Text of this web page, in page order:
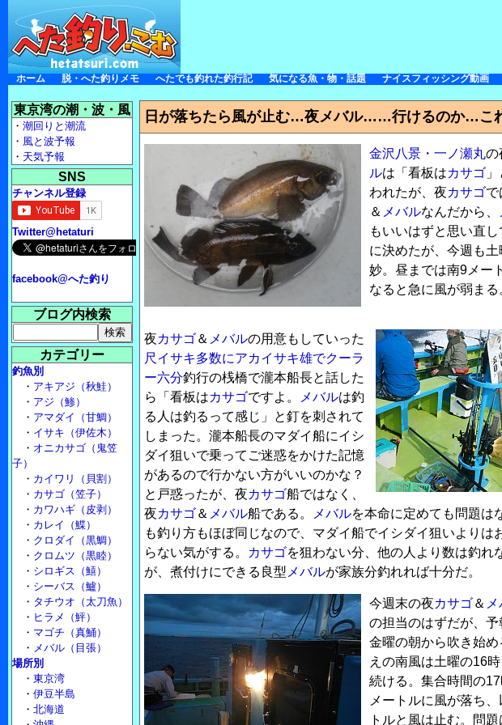
ホーム 脱・へた釣りメモ へたでも釣れた釣行記 気になる魚・物・話題 ナイスフィッシング動画
日が落ちたら風が止む…夜メバル……行けるのか…こ
金沢八景・一ノ瀬丸の
ルは「看板はカサゴ
われたが、夜カサゴで
＆ メバルなんだから、
もいいはずと思い直
に決めたが、今週も
妙。昼までは南9メー
なると急に風が弱まる
夜カサゴ＆ メバルの用意もしていった
尺イサキ多数にアカイサキ雄でクーラ
ー六分釣行の桟橋で瀧本船長と話した
ら「看板はカサゴですよ。 メバルは釣
る人は釣るって感じ」と釘を刺されて
しまった。瀧本船長のマダイ船にイシ
ダイ狙いで乗ってご迷惑をかけた記憶
があるので行かない方がいいのかな？
と戸惑ったが、夜カサゴ船ではなく、
夜カサゴ＆ メバル船である。 メバルを本命に定めても問題は
も釣り方もほぼ同じなので、マダイ船でイシダイ狙いよりは
らない気がする。
カサゴを狙わない分、他の人より数は釣れ
が、煮付けにできる良型 メバルが家族分釣れれば十分だ。
今週末の夜カサゴ＆
の担当のはずだが、予
金曜の朝から吹き始
えの南風は土曜の16
続ける。集合時間の
メートルに風が落ち
トルと風は止む。問
東京湾の潮・波・風
・ 潮回りと潮流
・ 風と波予報
・ 天気予報
SNS
チャンネル登録
Twitter@hetaturi
facebook@へた釣り
ブログ内検索
カテゴリー
釣魚別
・ アキアジ（秋鮭）
・ アジ（鯵）
・ アマダイ（甘鯛）
・ イサキ（伊佐木）
・ オニカサゴ（鬼笠
子）
・ カイワリ（貝割）
・ カサゴ（笠子）
・ カワハギ（皮剥）
・ カレイ（鰈）
・ クロダイ（黒鯛）
・ クロムツ（黒睦）
・ シロギス（鱚）
・ シーバス（鱸）
・ タチウオ（太刀魚）
・ ヒラメ（鮃）
・ マゴチ（真鯒）
・ メバル（目張）
場所別
・ 東京湾
・ 伊豆半島
・ 北海道